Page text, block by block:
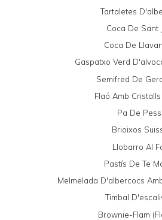
Tartaletes
Coca De Sant
Coca De
Gaspatxo Verd
Semifred De
Flaó Amb
Pa De
Brioixos
Llobarro Al
Pastís De Te
Melmelada D'albercocs
Timbal
Brownie-Flam